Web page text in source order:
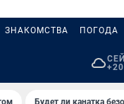
ЗНАКОМСТВА ПОГОДА
Будет ли канатка